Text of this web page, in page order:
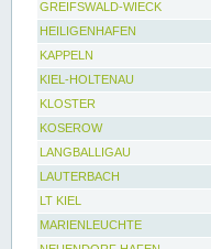
GREIFSWALD-WIECK
HEILIGENHAFEN
KAPPELN
KIEL-HOLTENAU
KLOSTER
KOSEROW
LANGBALLIGAU
LAUTERBACH
LT KIEL
MARIENLEUCHTE